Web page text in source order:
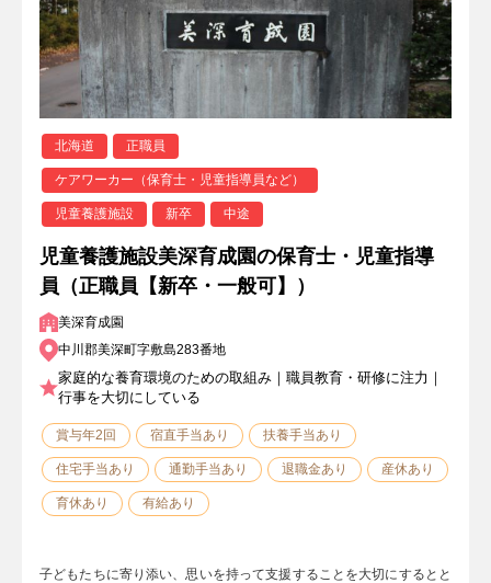
北海道 正職員
ケアワーカー（保育士・児童指導員など）
児童養護施設 新卒 中途
児童養護施設美深育成園の保育士・児童指導
員（正職員【新卒・一般可】）
美深育成園
中川郡美深町字敷島283番地
家庭的な養育環境のための取組み｜職員教育・研修に注力｜
行事を大切にしている
賞与年2回 宿直手当あり 扶養手当あり
住宅手当あり 通勤手当あり 退職金あり 産休あり
育休あり 有給あり
子どもたちに寄り添い、思いを持って支援することを大切にするとと